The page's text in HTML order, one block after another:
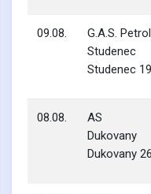
09.08.
G.A.S.
Studenec
Studenec
08.08.
AS
Dukovany
Dukovany